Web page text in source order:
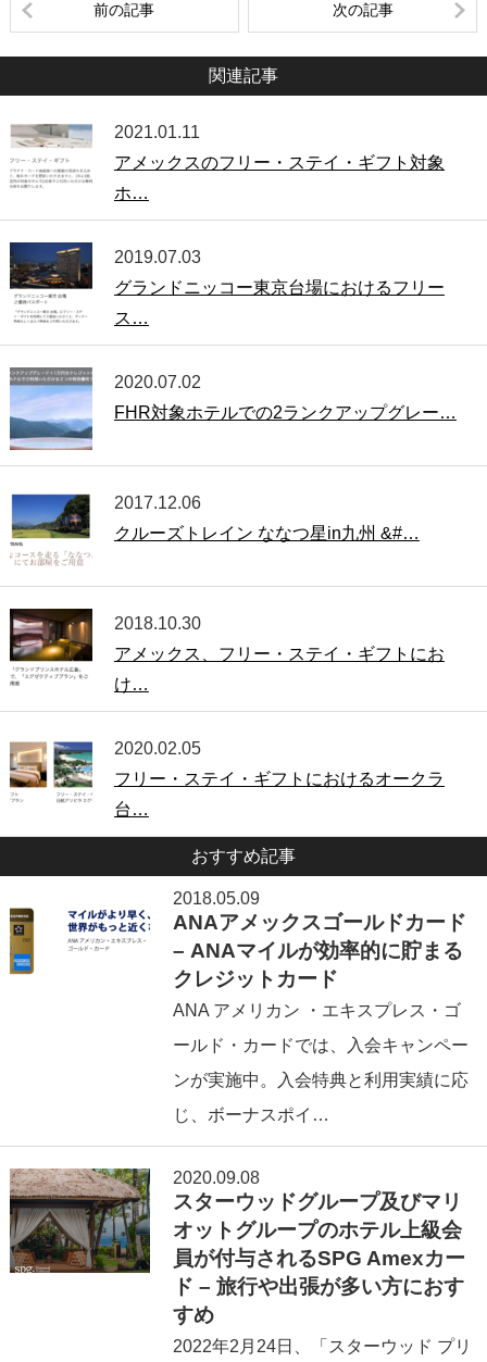
前の記事 次の記事
関連記事
2021.01.11
アメックスのフリー・ステイ・ギフト対象
ホ…
2019.07.03
グランドニッコー東京台場におけるフリー
ス…
2020.07.02
FHR対象ホテルでの2ランクアップグレー…
2017.12.06
クルーズトレイン ななつ星in九州 &#…
2018.10.30
アメックス、フリー・ステイ・ギフトにお
け…
2020.02.05
フリー・ステイ・ギフトにおけるオークラ
台…
おすすめ記事
2018.05.09
ANAアメックスゴールドカード
– ANAマイルが効率的に貯まる
クレジットカード
ANA アメリカン ・エキスプレス・ゴ
ールド・カードでは、入会キャンペー
ンが実施中。入会特典と利用実績に応
じ、ボーナスポイ…
2020.09.08
スターウッドグループ及びマリ
オットグループのホテル上級会
員が付与されるSPG Amexカー
ド – 旅行や出張が多い方におす
すめ
2022年2⽉24日、「スターウッド プリ